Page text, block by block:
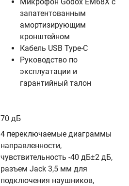
запатентованным
амортизирующим
кронштейном
Кабель USB Type-C
Руководство по
эксплуатации и
гарантийный талон
70 дБ
4 переключаемые диаграммы
направленности,
чувствительность -40 дБ±2 дБ,
разъем Jack 3,5 мм для
подключения наушников,